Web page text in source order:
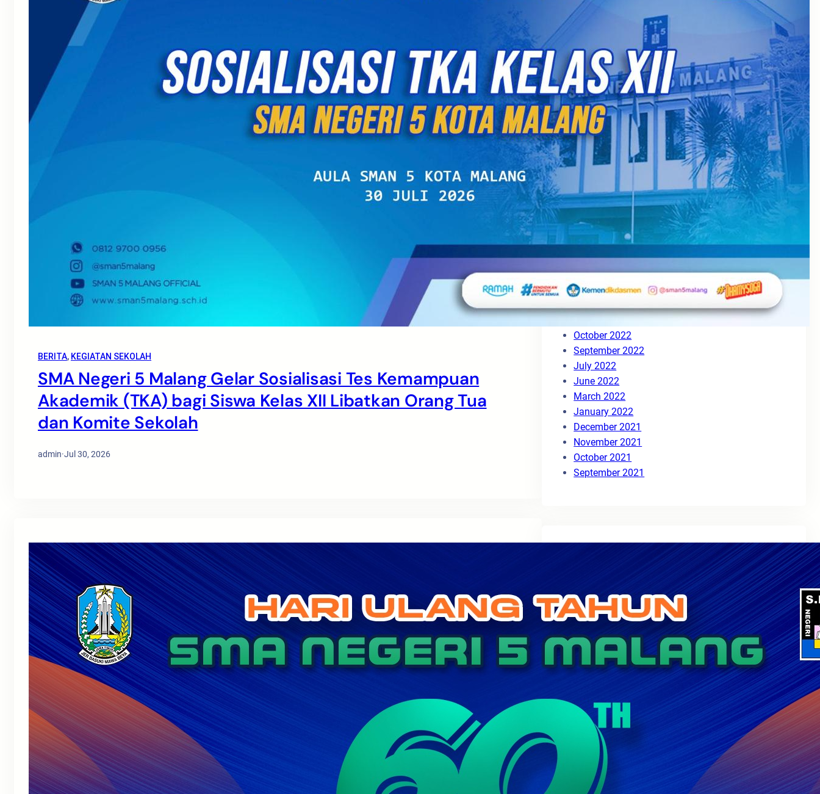
BERITA, KEGIATAN SEKOLAH
SMA Negeri 5 Malang Gelar Sosialisasi Tes Kemampuan
Akademik (TKA) bagi Siswa Kelas XII Libatkan Orang Tua
dan Komite Sekolah
admin·Jul 30, 2026
July 2026
September 2025
August 2025
July 2025
May 2025
April 2025
March 2025
February 2025
January 2025
December 2024
November 2024
September 2024
May 2024
April 2024
October 2023
August 2023
May 2023
March 2023
November 2022
October 2022
September 2022
July 2022
June 2022
March 2022
January 2022
December 2021
November 2021
October 2021
September 2021
BERITA
BERITA PENDIDIKAN
KEGIATAN SEKOLAH
KERJA SAMA
KOLOM GURU
Tak Berkategori
Recent Posts